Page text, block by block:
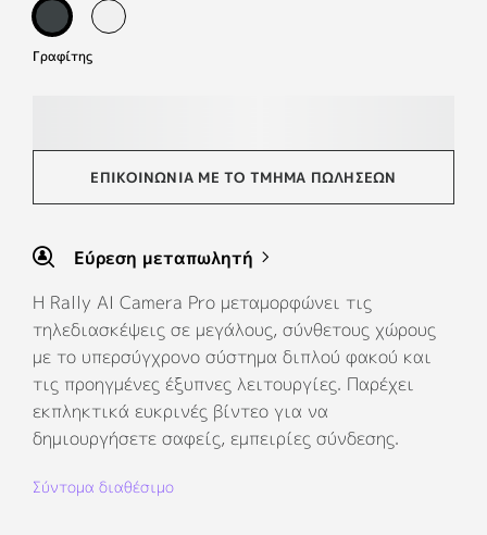
Γραφίτης
ΕΠΙΚΟΙΝΩΝΊΑ ΜΕ ΤΟ ΤΜΉΜΑ ΠΩΛΉΣΕΩΝ
Εύρεση μεταπωλητή
Η Rally AI Camera Pro μεταμορφώνει τις
τηλεδιασκέψεις σε μεγάλους, σύνθετους χώρους
με το υπερσύγχρονο σύστημα διπλού φακού και
τις προηγμένες έξυπνες λειτουργίες. Παρέχει
εκπληκτικά ευκρινές βίντεο για να
δημιουργήσετε σαφείς, εμπειρίες σύνδεσης.
Σύντομα διαθέσιμο